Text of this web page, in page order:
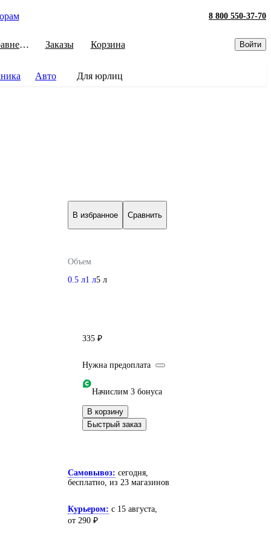
8 800 550-37-70
Сравнение Заказы Корзина Войти
Авто Для юрлиц
В избранное Сравнить
Объем
0.5 л1 л5 л
335 ₽
Нужна предоплата
Начислим 3 бонуса
В корзину
Быстрый заказ
Самовывоз: сегодня,
бесплатно, из 23 магазинов
Курьером: c 15 августа,
от 290 ₽